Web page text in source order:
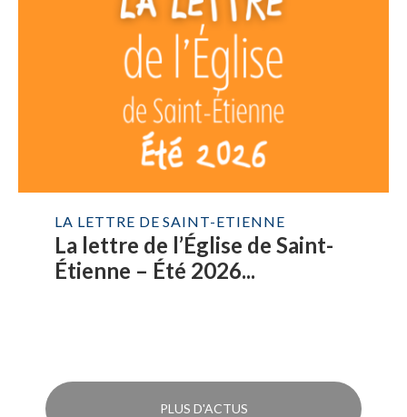
LA LETTRE DE SAINT-ETIENNE
La lettre de l’Église de Saint-
Étienne – Été 2026...
PLUS D'ACTUS